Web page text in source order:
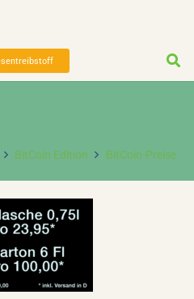
BitCoin Edition BitCoin-Preise